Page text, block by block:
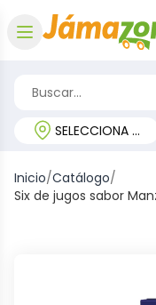
SELECCIONA TU
Inicio/Catálogo/
Six de jugos sabor